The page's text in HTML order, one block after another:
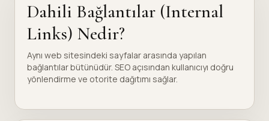
Dahili Bağlantılar (Internal
Links) Nedir?
Aynı web sitesindeki sayfalar arasında yapılan
bağlantılar bütünüdür. SEO açısından kullanıcıyı doğru
yönlendirme ve otorite dağıtımı sağlar.